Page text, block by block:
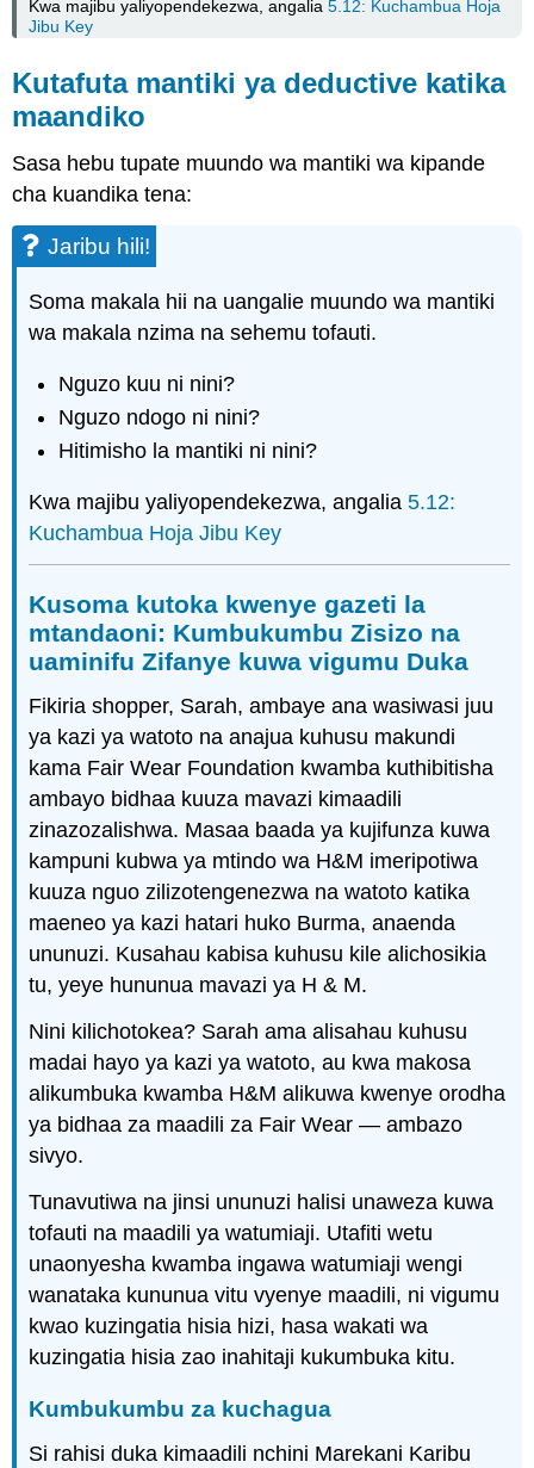
Kwa majibu yaliyopendekezwa, angalia5.12: Kuchambua Hoja
Jibu Key
Kutafuta mantiki ya deductive katika
maandiko
Sasa hebu tupate muundo wa mantiki wa kipande
cha kuandika tena:
Jaribu hili!
Soma makala hii na uangalie muundo wa mantiki
wa makala nzima na sehemu tofauti.
Nguzo kuu ni nini?
Nguzo ndogo ni nini?
Hitimisho la mantiki ni nini?
Kwa majibu yaliyopendekezwa, angalia5.12:
Kuchambua Hoja Jibu Key
Kusoma kutoka kwenye gazeti la
mtandaoni: Kumbukumbu Zisizo na
uaminifu Zifanye kuwa vigumu Duka
Fikiria shopper, Sarah, ambaye ana wasiwasi juu
ya kazi ya watoto na anajua kuhusu makundi
kama Fair Wear Foundation kwamba kuthibitisha
ambayo bidhaa kuuza mavazi kimaadili
zinazozalishwa. Masaa baada ya kujifunza kuwa
kampuni kubwa ya mtindo wa H&M imeripotiwa
kuuza nguo zilizotengenezwa na watoto katika
maeneo ya kazi hatari huko Burma, anaenda
ununuzi. Kusahau kabisa kuhusu kile alichosikia
tu, yeye hununua mavazi ya H & M.
Nini kilichotokea? Sarah ama alisahau kuhusu
madai hayo ya kazi ya watoto, au kwa makosa
alikumbuka kwamba H&M alikuwa kwenye orodha
ya bidhaa za maadili za Fair Wear — ambazo
sivyo.
Tunavutiwa na jinsi ununuzi halisi unaweza kuwa
tofauti na maadili ya watumiaji. Utafiti wetu
unaonyesha kwamba ingawa watumiaji wengi
wanataka kununua vitu vyenye maadili, ni vigumu
kwao kuzingatia hisia hizi, hasa wakati wa
kuzingatia hisia zao inahitaji kukumbuka kitu.
Kumbukumbu za kuchagua
Si rahisi duka kimaadili nchini Marekani Karibu